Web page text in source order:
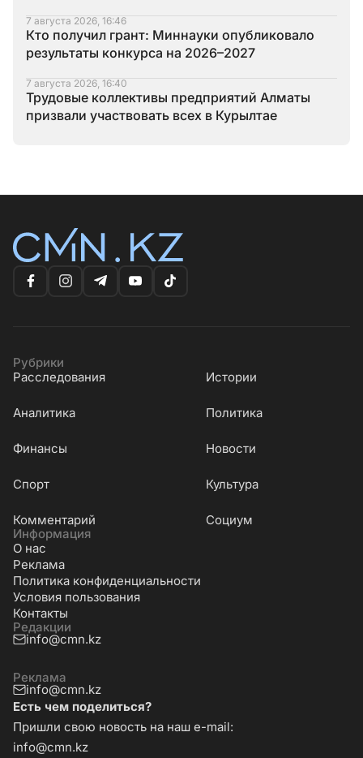
7 августа 2026, 16:46
Кто получил грант: Миннауки опубликовало
результаты конкурса на 2026–2027
7 августа 2026, 16:40
Трудовые коллективы предприятий Алматы
призвали участвовать всех в Курылтае
Рубрики
Расследования
Истории
Аналитика Политика
Финансы Новости
Cпорт Культура
Комментарий
Социум
Информация
О нас
Реклама
Политика конфиденциальности
Условия пользования
Контакты
Редакции
info@cmn.kz
Реклама
info@cmn.kz
Есть чем поделиться?
Пришли свою новость на наш e-mail:
info@cmn.kz